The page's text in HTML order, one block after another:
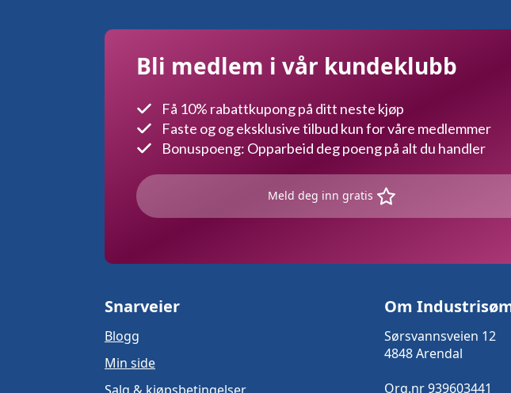
Bli medlem i vår kundeklubb
Få 10% rabattkupong på ditt neste kjøp
Faste og og eksklusive tilbud kun for våre medlemmer
Bonuspoeng: Opparbeid deg poeng på alt du handler
Meld deg inn gratis
Snarveier
Blogg
Min side
Om
Sørsvannsveien 12
4848 Arendal
Org.nr 939603441